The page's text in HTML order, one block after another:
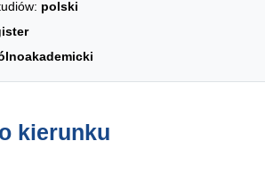
polski
kierunku